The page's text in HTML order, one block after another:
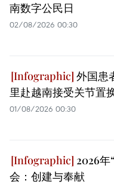
南数字公民日
02/08/2026 00:30
外国患
里赴越南接受关节置
01/08/2026 00:30
2026年
会：创建与奉献